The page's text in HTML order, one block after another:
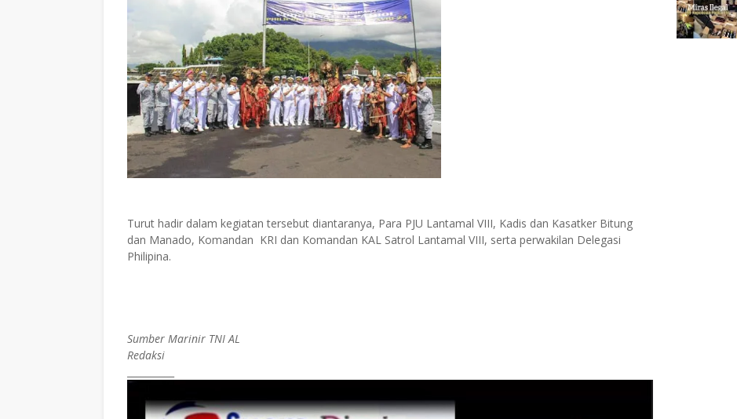
Turut hadir dalam kegiatan tersebut diantaranya, Para PJU Lantamal VIII, Kadis dan Kasatker Bitung
dan Manado, Komandan KRI dan Komandan KAL Satrol Lantamal VIII, serta perwakilan Delegasi
Philipina.
Sumber Marinir TNI AL
Redaksi